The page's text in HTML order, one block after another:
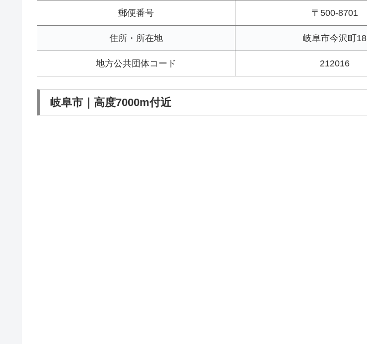
郵便番号 〒500-8701
住所・所在地 岐阜市今沢町18
地方公共団体コード 212016
岐阜市｜高度7000m付近